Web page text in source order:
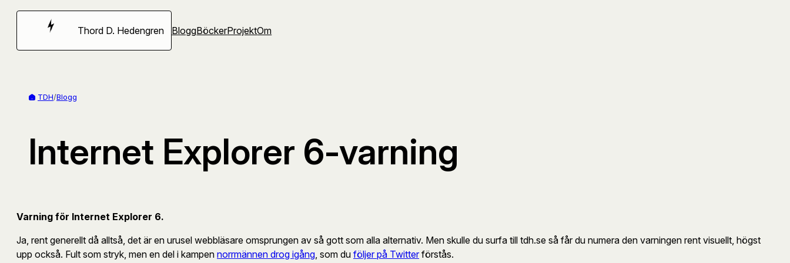
Hoppa
Thord D. Hedengren BloggBöckerProjektOm
TDH/Blogg
Internet Explorer 6-varning
Varning för Internet Explorer 6.
Ja, rent generellt då alltså, det är en urusel webbläsare omsprungen av så gott som alla alternativ. Men skulle du surfa till tdh.se så får du numera den varningen rent visuellt, högst
upp också. Fult som stryk, men en del i kampen norrmännen drog igång , som du följer på Twitter förstås.